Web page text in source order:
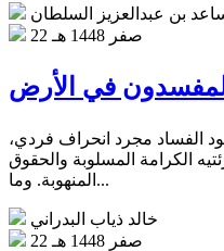
بن عبدالعزيز السلطان
22 صفر 1448 هـ
في الأرض
الفساد مجرد انحراف فردي،
الكرامة المسلوبة والحقوق
المنهوبة. وما...
خالد ذياب البدراني
22 صفر 1448 هـ